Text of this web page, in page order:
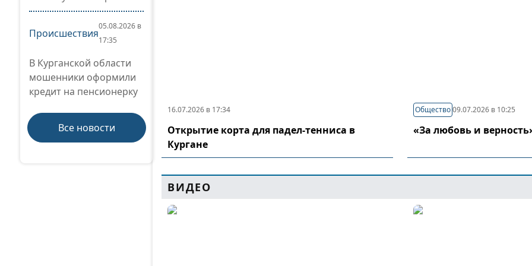
Происшествия
05.08.2026 в
17:35
В Курганской области
мошенники оформили
кредит на пенсионерку
Все новости
16.07.2026 в 17:34
Открытие корта для падел-тенниса в
Кургане
Общество 09.07.2026 в 10:25
«За любовь и
ВИДЕО